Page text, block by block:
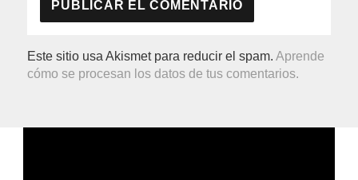
Este sitio usa Akismet para reducir el spam.Aprende
cómo se procesan los datos de tus comentarios.